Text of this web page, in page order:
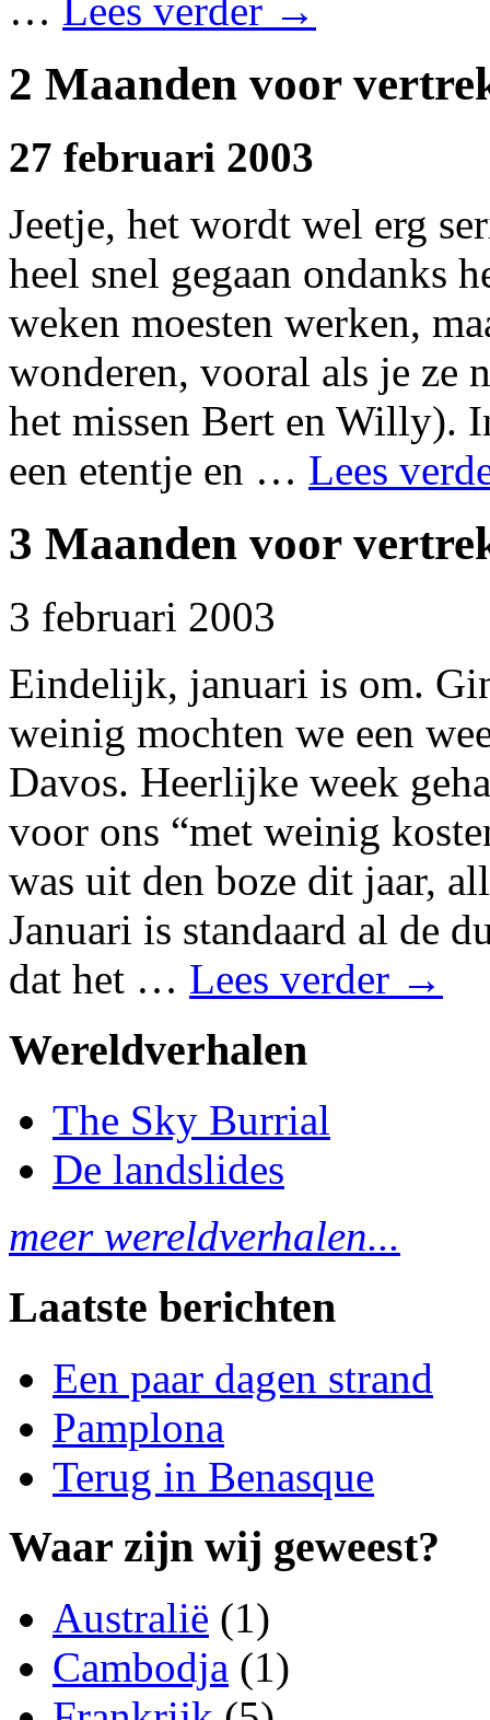
… Lees verder →
2 Maanden voor
27 februari 2003
Jeetje, het wordt wel erg
heel snel gegaan ondanks
weken moesten werken,
wonderen, vooral als je ze
het missen Bert en Willy).
een etentje en … Lees
3 Maanden voor
3 februari 2003
Eindelijk, januari is om.
weinig mochten we een
Davos. Heerlijke week
voor ons “met weinig
was uit den boze dit jaar,
Januari is standaard al de
dat het … Lees verder →
Wereldverhalen
The Sky Burrial
De landslides
meer wereldverhalen...
Laatste berichten
Een paar dagen strand
Pamplona
Terug in Benasque
Waar zijn wij geweest?
Australië (1)
Cambodja (1)